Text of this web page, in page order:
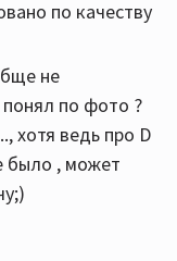
по качеству
не
по фото ?
хотя ведь про D
было , может